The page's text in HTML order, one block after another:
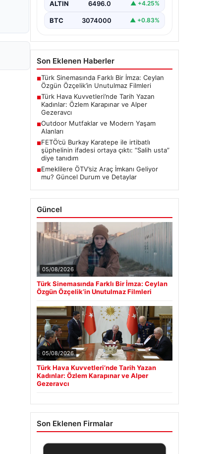
ALTIN 6496.0 ▲ +4.25%
BTC 3074000 ▲ +0.83%
Son Eklenen Haberler
■Türk Sinemasında Farklı Bir İmza: Ceylan
Özgün Özçelik’in Unutulmaz Filmleri
■Türk Hava Kuvvetleri’nde Tarih Yazan
Kadınlar: Özlem Karapınar ve Alper
Gezeravcı
■Outdoor Mutfaklar ve Modern Yaşam
Alanları
■FETÖ’cü Burkay Karatepe ile irtibatlı
şüphelinin ifadesi ortaya çıktı: “Salih usta”
diye tanıdım
■Emeklilere ÖTV’siz Araç İmkanı Geliyor
mu? Güncel Durum ve Detaylar
Güncel
05/08/2026
Türk Sinemasında Farklı Bir İmza: Ceylan
Özgün Özçelik’in Unutulmaz Filmleri
05/08/2026
Türk Hava Kuvvetleri’nde Tarih Yazan
Kadınlar: Özlem Karapınar ve Alper
Gezeravcı
Son Eklenen Firmalar